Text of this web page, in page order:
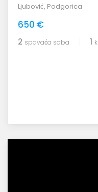
Ljubović, Podgorica
650 €
2 spavaća soba 1